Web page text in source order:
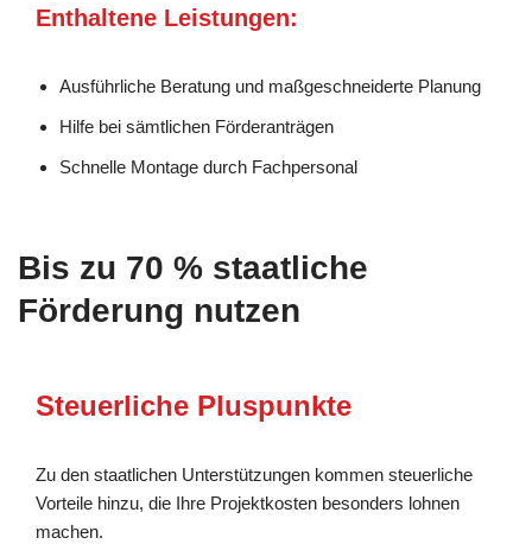
Enthaltene Leistungen:
Ausführliche Beratung und maßgeschneiderte Planung
Hilfe bei sämtlichen Förderanträgen
Schnelle Montage durch Fachpersonal
Bis zu 70 % staatliche
Förderung nutzen
Steuerliche Pluspunkte
Zu den staatlichen Unterstützungen kommen steuerliche
Vorteile hinzu, die Ihre Projektkosten besonders lohnen
machen.